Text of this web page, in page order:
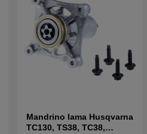
Mandrino lama Husqvarna
TC130, TS38, TC38,